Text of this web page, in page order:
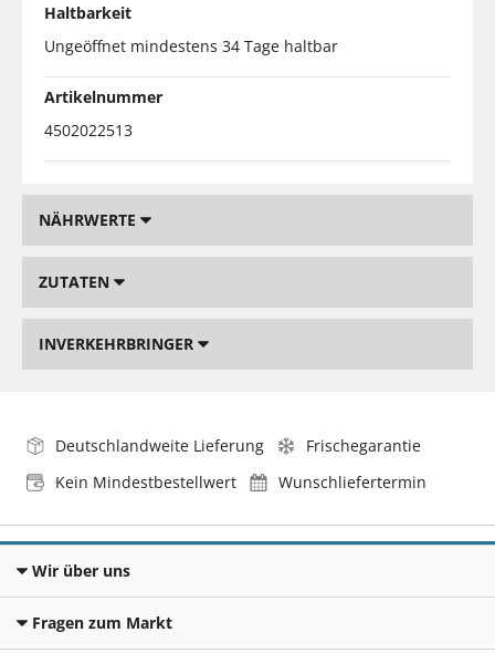
Haltbarkeit
Ungeöffnet mindestens 34 Tage haltbar
Artikelnummer
4502022513
NÄHRWERTE
ZUTATEN
INVERKEHRBRINGER
Deutschlandweite Lieferung
Frischegarantie
Kein Mindestbestellwert
Wunschliefertermin
Wir über uns
Fragen zum Markt